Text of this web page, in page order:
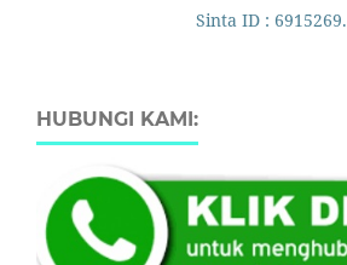
Sinta ID : 6915269.
HUBUNGI KAMI: